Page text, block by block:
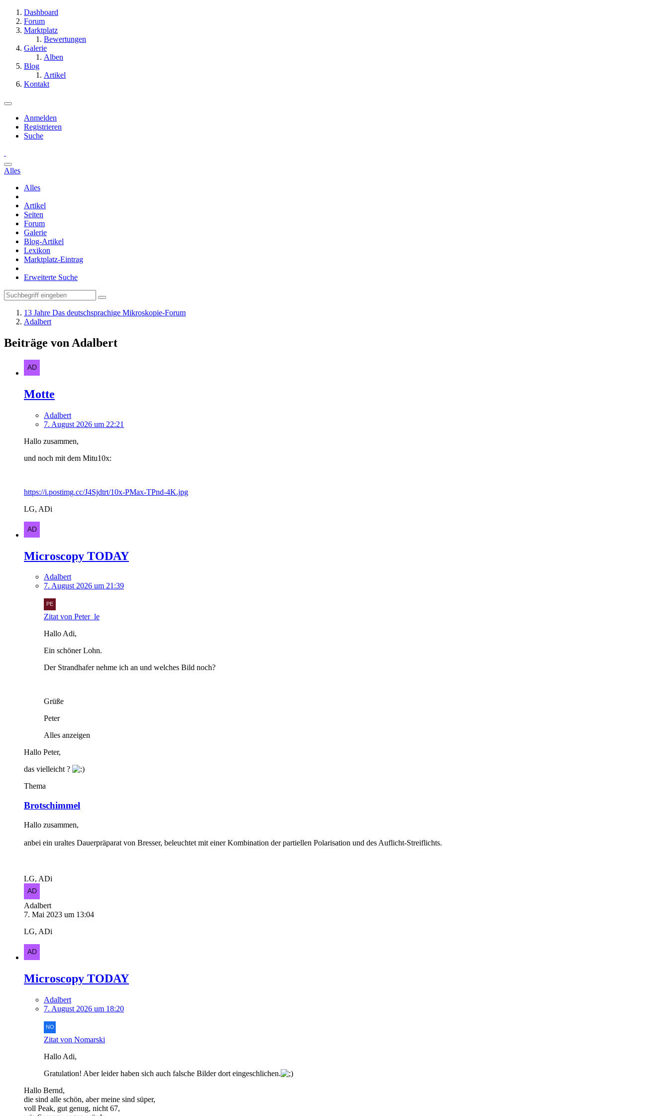
Dashboard
Forum
Marktplatz
Bewertungen
Galerie
Alben
Blog
Artikel
Kontakt
Anmelden
Registrieren
Suche
Alles
Alles
Artikel
Seiten
Forum
Galerie
Blog-Artikel
Lexikon
Marktplatz-Eintrag
Erweiterte Suche
13 Jahre Das deutschsprachige Mikroskopie-Forum
Adalbert
Beiträge von Adalbert
Motte
Adalbert
7. August 2026 um 22:21
Hallo zusammen,
und noch mit dem Mitu10x:
https://i.postimg.cc/J4Sjdtrt/10x-PMax-TPnd-4K.jpg
LG, ADi
Microscopy TODAY
Adalbert
7. August 2026 um 21:39
Zitat von Peter_le
Hallo Adi,
Ein schöner Lohn.
Der Strandhafer nehme ich an und welches Bild noch?
Grüße
Peter
Alles anzeigen
Hallo Peter,
das vielleicht ?
Thema
Brotschimmel
Hallo zusammen,
anbei ein uraltes Dauerpräparat von Bresser, beleuchtet mit einer Kombination der partiellen Polarisation und des Auflicht-Streiflichts.
LG, ADi
Adalbert
7. Mai 2023 um 13:04
LG, ADi
Microscopy TODAY
Adalbert
7. August 2026 um 18:20
Zitat von Nomarski
Hallo Adi,
Gratulation! Aber leider haben sich auch falsche Bilder dort eingeschlichen.
Hallo Bernd,
die sind alle schön, aber meine sind süper,
voll Peak, gut genug, nicht 67,